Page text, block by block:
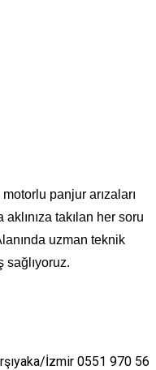
panjur arızaları
takılan her soru
uzman teknik
sağlıyoruz.
İzmir 0551 970 56